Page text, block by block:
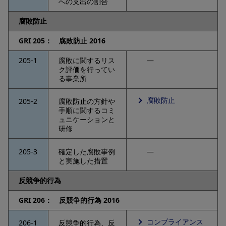
腐敗防止
GRI 205： 腐敗防止 2016
205-1
腐敗に関するリス
ク評価を行ってい
る事業所
―
205-2
腐敗防止の方針や
手順に関するコミ
ュニケーションと
研修
腐敗防止
205-3
確定した腐敗事例
と実施した措置
―
反競争的行為
GRI 206： 反競争的行為 2016
206-1 反競争的行為、反 コンプライアンス